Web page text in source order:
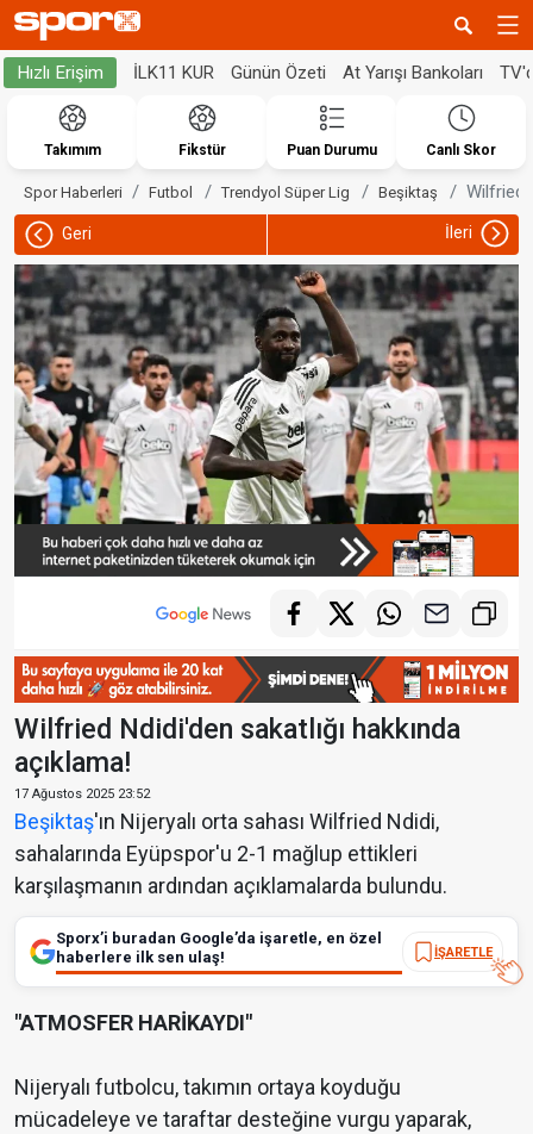
Hızlı Erişim İLK11 KUR Günün Özeti At Yarışı Bankoları
Takımım Fikstür Puan Durumu Canlı Skor
Spor Haberleri Futbol Trendyol Süper Lig Beşiktaş Wilfried
Geri İleri
Wilfried Ndidi'den sakatlığı hakkında
açıklama!
17 Ağustos 2025 23:52
Beşiktaş'ın Nijeryalı orta sahası Wilfried Ndidi,
sahalarında Eyüpspor'u 2-1 mağlup ettikleri
karşılaşmanın ardından açıklamalarda bulundu.
Sporx’i buradan Google’da işaretle, en özel
haberlere ilk sen ulaş!
İŞARETLE
"ATMOSFER HARİKAYDI"
Nijeryalı futbolcu, takımın ortaya koyduğu
mücadeleye ve taraftar desteğine vurgu yaparak,